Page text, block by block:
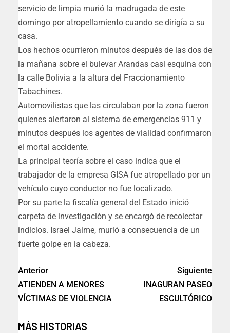
servicio de limpia murió la madrugada de este
domingo por atropellamiento cuando se dirigía a su
casa.
Los hechos ocurrieron minutos después de las dos de
la mañana sobre el bulevar Arandas casi esquina con
la calle Bolivia a la altura del Fraccionamiento
Tabachines.
Automovilistas que las circulaban por la zona fueron
quienes alertaron al sistema de emergencias 911 y
minutos después los agentes de vialidad confirmaron
el mortal accidente.
La principal teoría sobre el caso indica que el
trabajador de la empresa GISA fue atropellado por un
vehículo cuyo conductor no fue localizado.
Por su parte la fiscalía general del Estado inició
carpeta de investigación y se encargó de recolectar
indicios. Israel Jaime, murió a consecuencia de un
fuerte golpe en la cabeza.
Anterior
ATIENDEN A MENORES
VÍCTIMAS DE VIOLENCIA
Siguiente
INAGURAN PASEO
ESCULTÓRICO
MÁS HISTORIAS